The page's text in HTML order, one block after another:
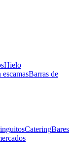
Hielo
Barras de
CateringBares